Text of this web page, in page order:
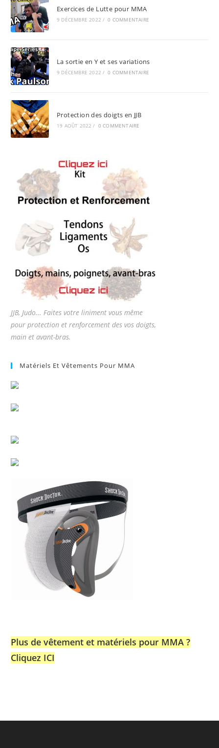
Exercices de Lutte pour MMA
9 DÉCEMBRE 2022 / 0 COMMENTAIRE
La sortie en Y et ses variations
9 DÉCEMBRE 2022 / 0 COMMENTAIRE
Protection des doigts en JJB
19 AOÛT 2022 / 0 COMMENTAIRE
JJB, Judo... Faites votre liniment vous même
pour protection et renforcement des vos doigts,
main et avant-bras.
Matériels Et Vêtements Pour MMA
Plus de vêtement et matériels pour MMA ?
Cliquez ICI